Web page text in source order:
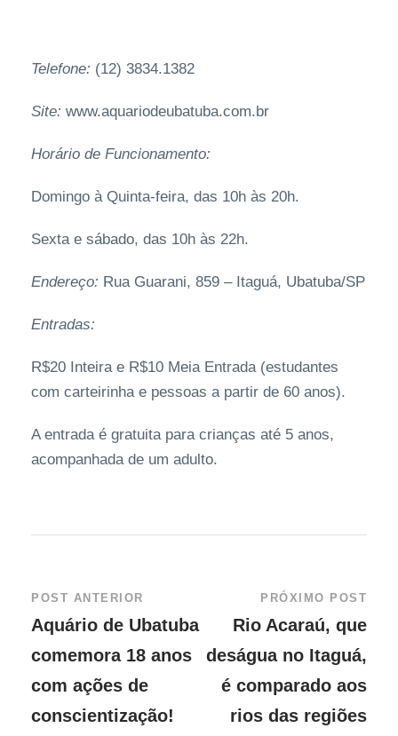
Telefone: (12) 3834.1382
Site: www.aquariodeubatuba.com.br
Horário de Funcionamento:
Domingo à Quinta-feira, das 10h às 20h.
Sexta e sábado, das 10h às 22h.
Endereço: Rua Guarani, 859 – Itaguá, Ubatuba/SP
Entradas:
R$20 Inteira e R$10 Meia Entrada (estudantes
com carteirinha e pessoas a partir de 60 anos).
A entrada é gratuita para crianças até 5 anos,
acompanhada de um adulto.
POST ANTERIOR
Aquário de Ubatuba
comemora 18 anos
com ações de
conscientização!
PRÓXIMO POST
Rio Acaraú, que
deságua no Itaguá,
é comparado aos
rios das regiões